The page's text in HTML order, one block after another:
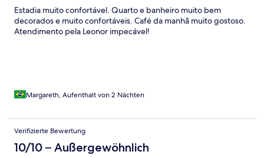
Estadia muito confortável. Quarto e banheiro muito bem
decorados e muito confortáveis. Café da manhã muito gostoso.
Atendimento pela Leonor impecável!
Margareth, Aufenthalt von 2 Nächten
Verifizierte Bewertung
10/10 – Außergewöhnlich